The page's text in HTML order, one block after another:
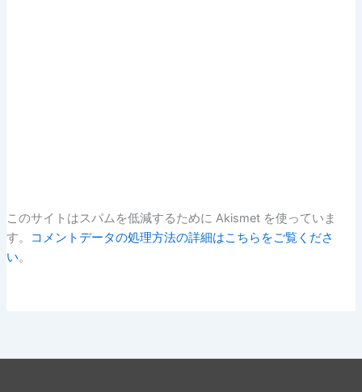
このサイトはスパムを低減するために Akismet を使っていま
す。
コメントデータの処理方法の詳細はこちらをご覧くださ
い。